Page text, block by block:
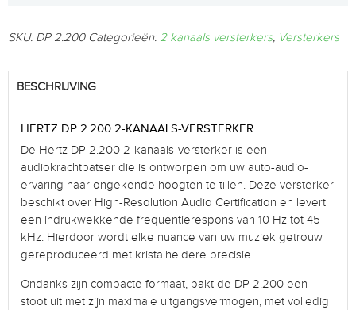
SKU: DP 2.200 Categorieën: 2 kanaals versterkers, Versterkers
BESCHRIJVING
HERTZ DP 2.200 2-KANAALS-VERSTERKER
De Hertz DP 2.200 2-kanaals-versterker is een
audiokrachtpatser die is ontworpen om uw auto-audio-
ervaring naar ongekende hoogten te tillen. Deze versterker
beschikt over High-Resolution Audio Certification en levert
een indrukwekkende frequentierespons van 10 Hz tot 45
kHz. Hierdoor wordt elke nuance van uw muziek getrouw
gereproduceerd met kristalheldere precisie.
Ondanks zijn compacte formaat, pakt de DP 2.200 een
stoot uit met zijn maximale uitgangsvermogen, met volledig